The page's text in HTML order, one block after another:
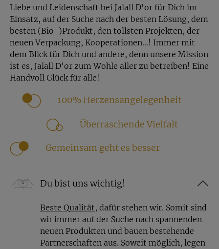
Zink, Niacin, Vitamin A und C. Ebenfalls versorgt
das in der Papaya enthaltene Beta-Carotin, das
eine Vorstufe des Vitamin A ist, unserem Körper
mit wichtigen Mikronährstoffen.
Außerdem enthalten Papayas in ihrer Schale und
den Kernen das Enzym Papain. Es hilft der Pflanze
bei der Abwehr vor Schädlingen und wird auch in
keine wissenschaftlich belegte Wirkung.
Kalorien der getrockneten
Papaya
Unsere getrockneten Papayas haben rund 370 kcal
Kaloriengehalt für Trockenfrüchte, doch verglichen
die exotische Nascherei trotzdem noch eine fruchtig
süße und kalorienärmere Alternative dar. Lass Dich
überraschen von der getrockneten Papaya als
leckere Süßigkeiten-Alternative.
Liebe und Leidenschaft bei Jalall D'or für Dich im
Einsatz, auf der Suche nach der besten Lösung, dem
besten (Bio-)Produkt, den tollsten Projekten, der
neuen Verpackung, Kooperationen…! Immer mit
dem Blick für Dich und andere, denn unsere Mission
ist es, Jalall D'or zum Wohle aller zu betreiben! Eine
Handvoll Glück für alle!
100% Herzensangelegenheit
Überraschende Vielfalt
Gemeinsam geht es besser
Du bist uns wichtig!
Beste Qualität, dafür stehen wir. Somit sind
wir immer auf der Suche nach spannenden
neuen Produkten und bauen bestehende
Partnerschaften aus. Soweit möglich, legen